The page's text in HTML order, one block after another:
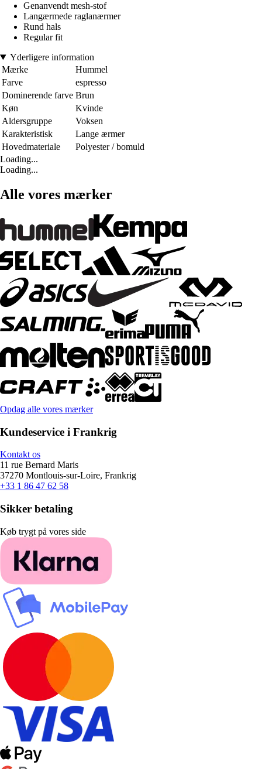
Genanvendt mesh-stof
Langærmede raglanærmer
Rund hals
Regular fit
Yderligere information
Mærke
Hummel
Farve
espresso
Dominerende farve Brun
Køn
Kvinde
Aldersgruppe
Voksen
Karakteristisk
Lange ærmer
Hovedmateriale
Polyester / bomuld
Loading...
Loading...
Alle vores mærker
Opdag alle vores mærker
Kundeservice i Frankrig
Kontakt os
11 rue Bernard Maris
37270 Montlouis-sur-Loire, Frankrig
+33 1 86 47 62 58
Sikker betaling
Køb trygt på vores side